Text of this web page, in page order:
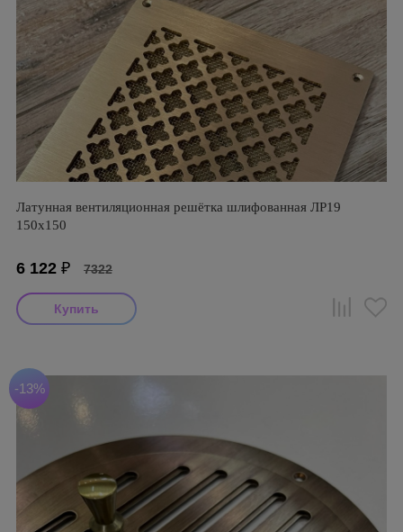
Латунная вентиляционная решётка шлифованная ЛР19
150х150
6 122 ₽ 7322
-13%